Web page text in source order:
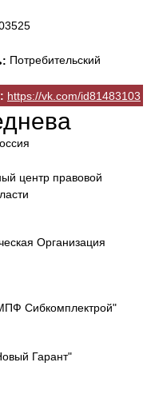
Потребительский
https://vk.com/id81483103
центр правовой
Организация
Сибкомплектрой"
Гарант"